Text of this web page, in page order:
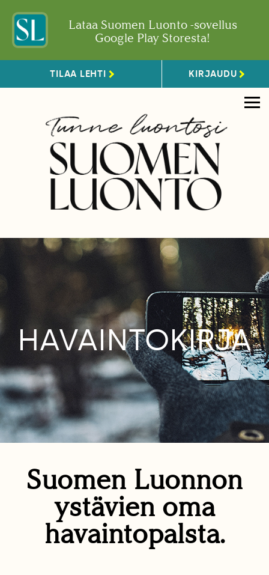
Lataa Suomen Luonto -sovellus
Google Play Storesta!
TILAA LEHTI KIRJAUDU
HAVAINTOKIRJA
Suomen Luonnon
ystävien oma
havaintopalsta.